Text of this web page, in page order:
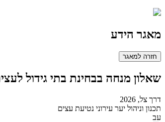
מאגר הידע
חזרה למאגר
שאלון מנחה בבחינת בתי גידול
דרך צל, 2026
תכנון וניהול יער עירוני נטיעת עצים
עב